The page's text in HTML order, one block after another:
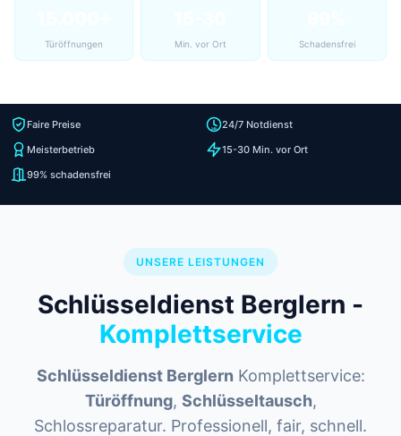
Türöffnungen Min. vor Ort Schadensfrei
Faire Preise
24/7 Notdienst
Meisterbetrieb
15-30 Min. vor Ort
99% schadensfrei
UNSERE LEISTUNGEN
Schlüsseldienst Berglern -
Komplettservice
Schlüsseldienst Berglern Komplettservice:
Türöffnung, Schlüsseltausch,
Schlossreparatur. Professionell, fair, schnell.